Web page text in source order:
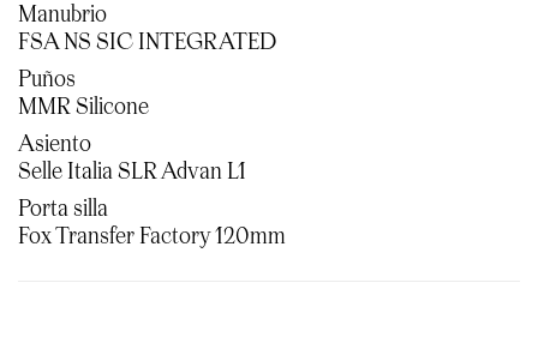
Manubrio
FSA NS SIC INTEGRATED
Puños
MMR Silicone
Asiento
Selle Italia SLR Advan L1
Porta silla
Fox Transfer Factory 120mm